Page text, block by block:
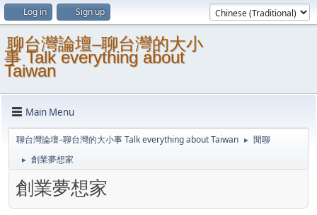
Log in Sign up
聊台灣論壇–聊台灣的大小
事 Talk everything about
Taiwan
Main Menu
聊台灣論壇–聊台灣的大小事 Talk everything about Taiwan ► 閒聊
► 創業夢想家
創業夢想家